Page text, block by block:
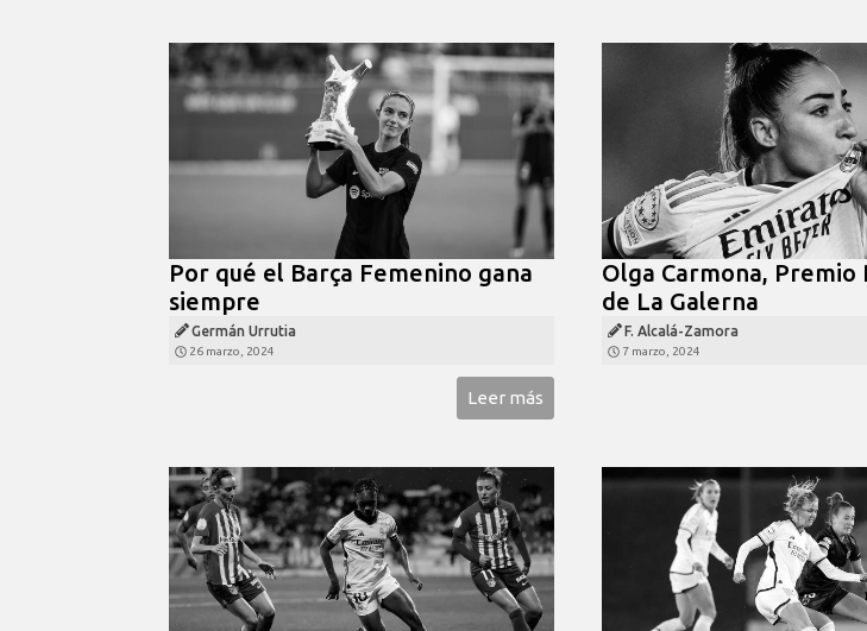
Por qué el Barça Femenino gana
siempre
Germán Urrutia
26 marzo, 2024
Leer más
Olga Carmona, Premio
de La Galerna
F. Alcalá-Zamora
7 marzo, 2024